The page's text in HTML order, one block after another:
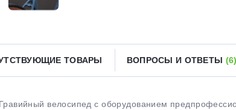
ТОВАРЫ ВОПРОСЫ И ОТВЕТЫ (6)
Гравийный велосипед с оборудованием
75% будутсписываться